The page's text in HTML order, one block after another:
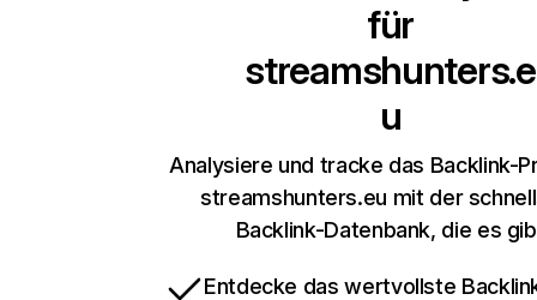
für
streamshunters.e
u
Analysiere und tracke das Backlink-
streamshunters.eu mit der
Backlink-Datenbank, die es
Entdecke das wertvollste